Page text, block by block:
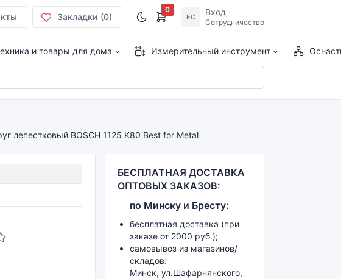
Закладки (0)
0
ЕС Вход
Сотрудничество
и товары для дома Измерительный инструмент
лепестковый BOSCH 1125 K80 Best for Metal
БЕСПЛАТНАЯ ДОСТАВКА
ОПТОВЫХ ЗАКАЗОВ:
по Минску и Бресту:
бесплатная доставка (при
заказе от 2000 руб.);
самовывоз из магазинов/
складов:
Минск, ул.Шафарнянского,